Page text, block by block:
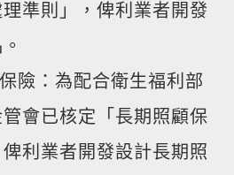
準則」，俾利業者開發
險：為配合衛生福利部
會已核定「長期照顧保
利業者開發設計長期照